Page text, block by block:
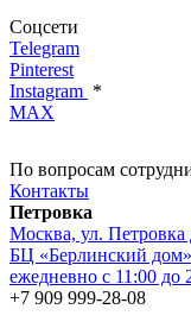
Соцсети
Telegram
Pinterest
Instagram *
MAX
По вопросам
Контакты
Петровка
Москва, ул. Петровка
БЦ «Берлинский
ежедневно с 11:00 до
+7 909 999-28-08